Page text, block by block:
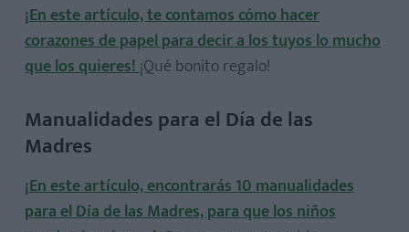
¡En este artículo, te contamos cómo hacer
corazones de papel para decir a los tuyos lo mucho
que los quieres!¡Qué bonito regalo!
Manualidades para el Día de las
Madres
¡En este artículo, encontrarás 10 manualidades
para el Día de las Madres, para que los niños